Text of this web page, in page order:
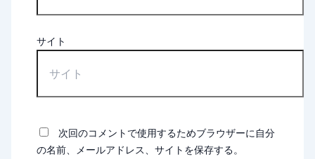
サイト
次回のコメントで使用するためブラウザーに自分
の名前、メールアドレス、サイトを保存する。